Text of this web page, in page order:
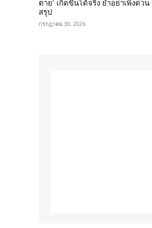
ตาย’ เกิดขึ้นได้จริง ย้ำอย่าเพิ่งด่วน
สรุป
กรกฎาคม 30, 2026